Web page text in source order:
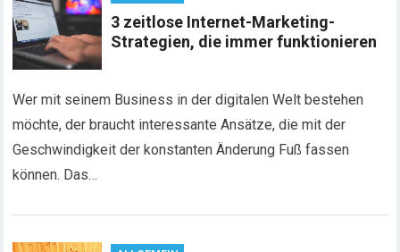
3 zeitlose Internet-Marketing-
Strategien, die immer funktionieren
Wer mit seinem Business in der digitalen Welt bestehen
möchte, der braucht interessante Ansätze, die mit der
Geschwindigkeit der konstanten Änderung Fuß fassen
können. Das…